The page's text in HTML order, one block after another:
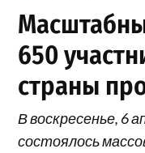
650
страны
В воскресенье, 6
состоялось